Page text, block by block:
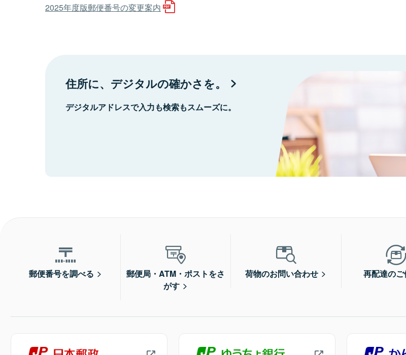
2025年度版郵便番号の変更案内
住所に、デジタルの確かさを。
デジタルアドレスで入力も検索もスムーズに。
郵便番号を調べる
郵便局・ATM・ポストをさ
がす
荷物のお問い合わせ 再配達の